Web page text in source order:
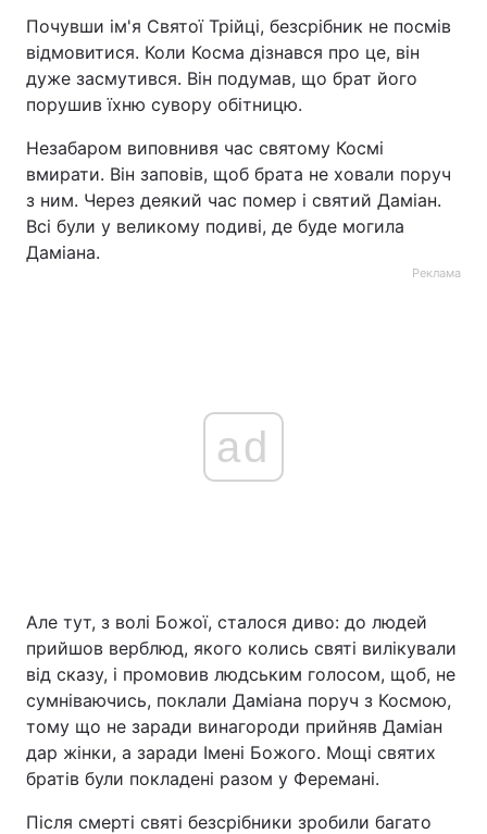
Почувши ім'я Святої Трійці, безсрібник не посмів
відмовитися. Коли Косма дізнався про це, він
дуже засмутився. Він подумав, що брат його
порушив їхню сувору обітницю.
Незабаром виповнивя час святому Космі
вмирати. Він заповів, щоб брата не ховали поруч
з ним. Через деякий час помер і святий Даміан.
Всі були у великому подиві, де буде могила
Даміана.
Реклама
ad
Але тут, з волі Божої, сталося диво: до людей
прийшов верблюд, якого колись святі вилікували
від сказу, і промовив людським голосом, щоб, не
сумніваючись, поклали Даміана поруч з Космою,
тому що не заради винагороди прийняв Даміан
дар жінки, а заради Імені Божого. Мощі святих
братів були покладені разом у Феремані.
Після смерті святі безсрібники зробили багато